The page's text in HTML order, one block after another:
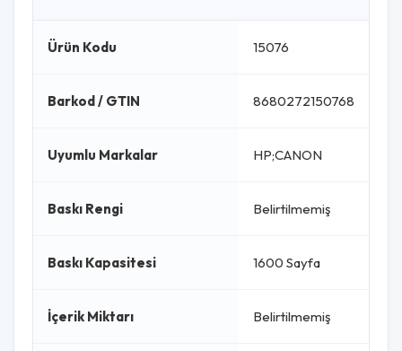
Ürün Kodu 15076
Barkod / GTIN 8680272150768
Uyumlu Markalar HP;CANON
Baskı Rengi Belirtilmemiş
Baskı Kapasitesi 1600 Sayfa
İçerik Miktarı Belirtilmemiş